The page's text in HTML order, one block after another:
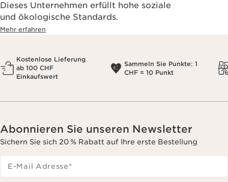
Dieses Unternehmen erfüllt hohe soziale
und ökologische Standards.
Mehr erfahren
Kostenlose Lieferung
ab 100 CHF
Einkaufswert
Sammeln Sie Punkte: 1
CHF = 10 Punkt
Abonnieren Sie unseren Newsletter
Sichern Sie sich 20 % Rabatt auf Ihre erste Bestellung
E-Mail Adresse*